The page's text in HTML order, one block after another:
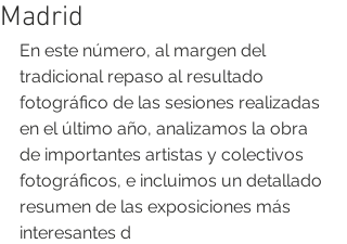
Madrid
En este número, al margen del
tradicional repaso al resultado
fotográfico de las sesiones realizadas
en el último año, analizamos la obra
de importantes artistas y colectivos
fotográficos, e incluimos un detallado
resumen de las exposiciones más
interesantes d